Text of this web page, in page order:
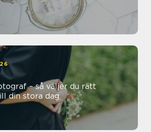
– så väljer du rätt
din stora dag